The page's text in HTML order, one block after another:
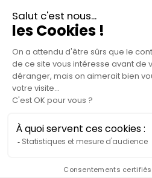
Contact
Accès